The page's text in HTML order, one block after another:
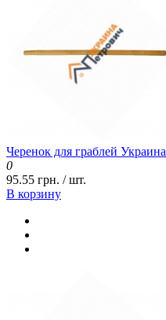
Черенок для граблей Украина
0
95.55 грн. / шт.
В корзину